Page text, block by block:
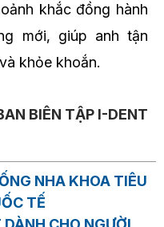
khắc đồng hành
mới, giúp anh tận
khỏe khoắn.
BIÊN TẬP I-DENT
NHA KHOA TIÊU
TẾ